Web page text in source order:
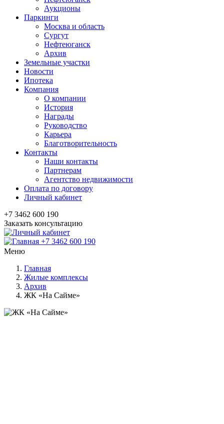
Аукционы
Паркинги
Москва и область
Сургут
Нефтеюганск
Архив
Земельные участки
Новости
Ипотека
Компания
О компании
История
Награды
Руководство
Карьера
Благотворительность
Контакты
Наши контакты
Партнерам
Агентство недвижимости
Оплата по договору
Личный кабинет
+7 3462 600 190
Заказать консультацию
+7 3462 600 190
Меню
Главная
Жилые комплексы
Архив
ЖК «На Сайме»